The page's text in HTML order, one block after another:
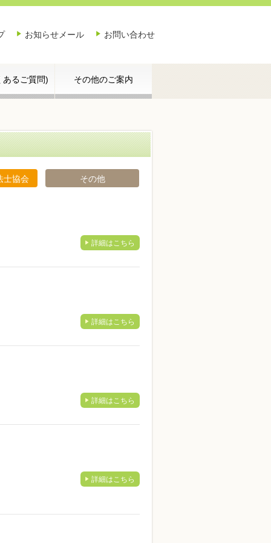
お問い合わせ
お知らせメール
あるご質問) その他のご案内
士協会 その他
詳細はこちら
詳細はこちら
詳細はこちら
詳細はこちら